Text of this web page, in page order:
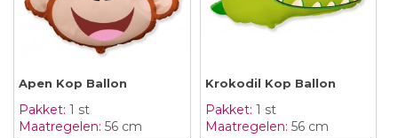
Apen Kop Ballon
Pakket: 1 st
Maatregelen: 56 cm
Krokodil Kop Ballon
Pakket: 1 st
Maatregelen: 56 cm